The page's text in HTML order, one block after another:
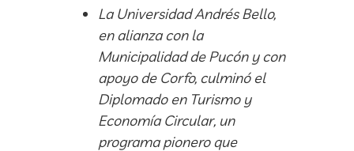
La Universidad Andrés Bello,
en alianza con la
Municipalidad de Pucón y con
apoyo de Corfo, culminó el
Diplomado en Turismo y
Economía Circular, un
programa pionero que